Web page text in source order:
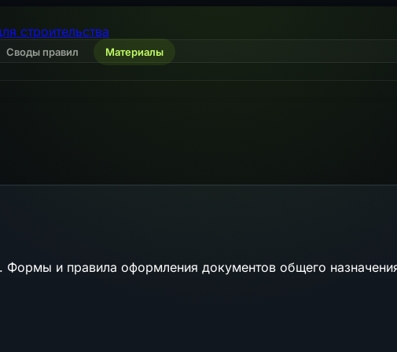
строительства
Своды правил Материалы
Формы и правила оформления документов общего